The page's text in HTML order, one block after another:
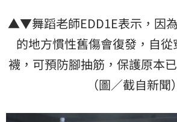
▲▼舞蹈老師EDD1E表示，因
的地方慣性舊傷會復發，自從
襪，可預防腳抽筋，保護原本
（圖／截自新聞）